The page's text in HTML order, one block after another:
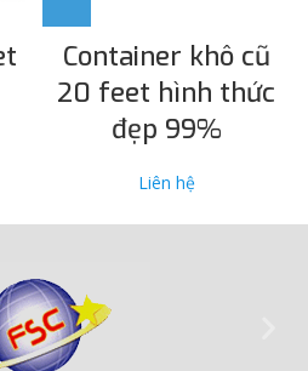
Container khô cũ
20 feet hình thức
đẹp 99%
Liên hệ